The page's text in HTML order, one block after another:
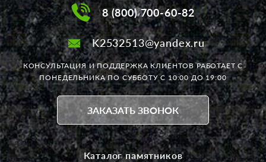
8 (800) 700-60-82
K2532513@yandex.ru
КОНСУЛЬТАЦИЯ И ПОДДЕРЖКА КЛИЕНТОВ РАБОТАЕТС
ПОНЕДЕЛЬНИКА ПО СУББОТУ С 10:00 ДО 19:00
ЗАКАЗАТЬ ЗВОНОК
Каталог памятников